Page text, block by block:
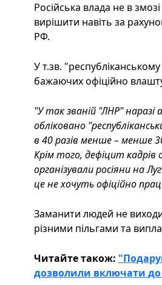
Російська влада не в
вирішити навіть за
РФ.
У т.зв.
бажаючих офіційно
"У так званій "ЛНР" наразі
обліковано
в 40 разів менше – менше
Крім того, дефіцит кадрів
організували росіяни на
це не хочуть офіційно
Заманити людей не
різними пільгами та
Читайте також:
дозволили включати до